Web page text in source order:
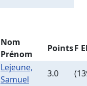
Nom
Prénom
PointsF
Lejeune,
Samuel
3.0